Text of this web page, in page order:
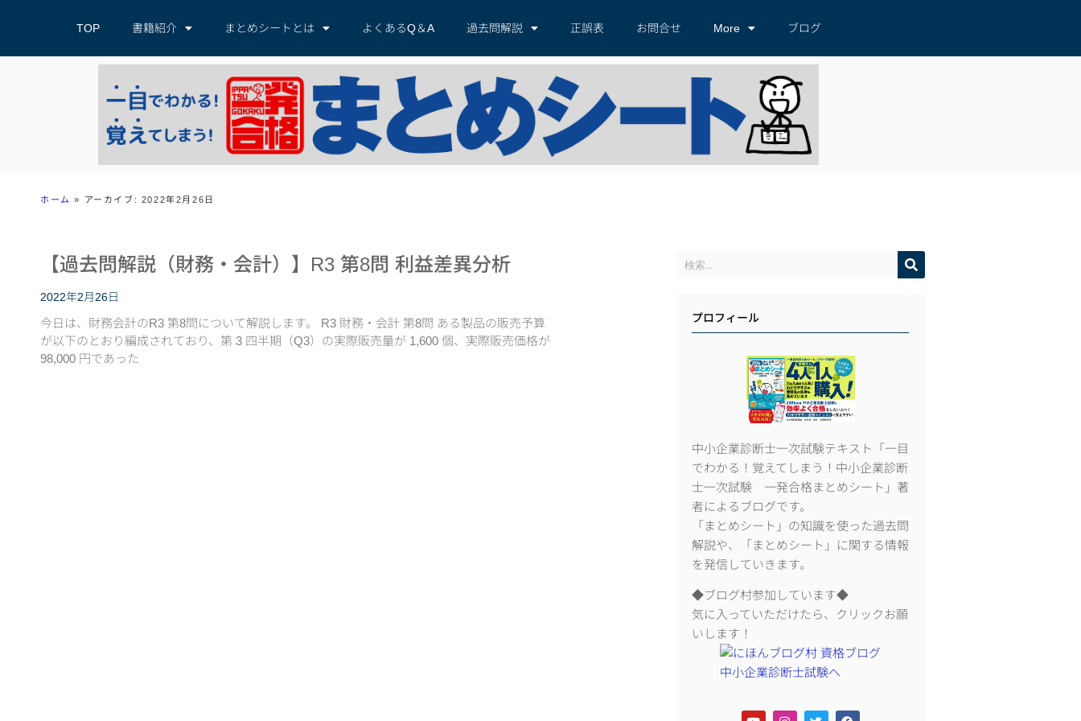
TOP 書籍紹介 まとめシートとは よくあるQ＆A 過去問解説 正誤表 お問合せ More ブログ
ホーム » アーカイブ: 2022年2月26日
【過去問解説（財務・会計）】R3 第8問 利益差異分析
2022年2月26日
今日は、財務会計のR3 第8問について解説します。 R3 財務・会計 第8問 ある製品の販売予算
が以下のとおり編成されており、第 3 四半期（Q3）の実際販売量が 1,600 個、実際販売価格が
98,000 円であった
プロフィール
中小企業診断士一次試験テキスト「一目
でわかる！覚えてしまう！中小企業診断
士一次試験 一発合格まとめシート」著
者によるブログです。
「まとめシート」の知識を使った過去問
解説や、「まとめシート」に関する情報
を発信していきます。
◆ブログ村参加しています◆
気に入っていただけたら、クリックお願
いします！